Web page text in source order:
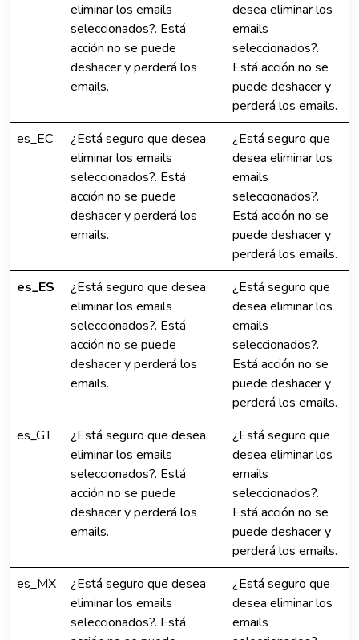
eliminar los emails
seleccionados?. Está
acción no se puede
deshacer y perderá los
emails.
desea eliminar los
emails
seleccionados?.
Está acción no se
puede deshacer y
perderá los emails.
es_EC
¿Está seguro que desea
eliminar los emails
seleccionados?. Está
acción no se puede
deshacer y perderá los
emails.
¿Está seguro que
desea eliminar los
emails
seleccionados?.
Está acción no se
puede deshacer y
perderá los emails.
es_ES
¿Está seguro que desea
eliminar los emails
seleccionados?. Está
acción no se puede
deshacer y perderá los
emails.
¿Está seguro que
desea eliminar los
emails
seleccionados?.
Está acción no se
puede deshacer y
perderá los emails.
es_GT
¿Está seguro que desea
eliminar los emails
seleccionados?. Está
acción no se puede
deshacer y perderá los
emails.
¿Está seguro que
desea eliminar los
emails
seleccionados?.
Está acción no se
puede deshacer y
perderá los emails.
es_MX
¿Está seguro que desea
eliminar los emails
seleccionados?. Está
¿Está seguro que
desea eliminar los
emails